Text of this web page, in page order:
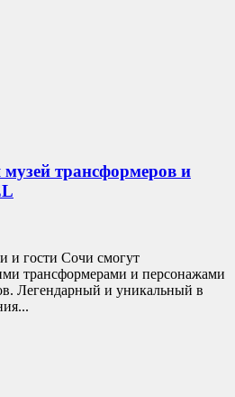
трансформеров и
и гости Сочи смогут
трансформерами и персонажами
Легендарный и уникальный в